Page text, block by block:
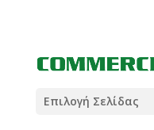
Coral
Επιλογή Σελίδας